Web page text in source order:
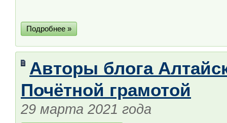
Подробнее »
Авторы блога
Почётной грамотой
29 марта 2021 года